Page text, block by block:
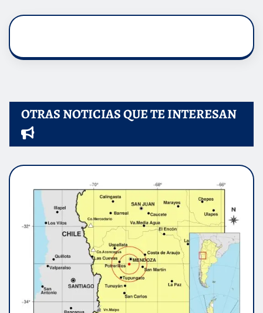
OTRAS NOTICIAS QUE TE INTERESAN